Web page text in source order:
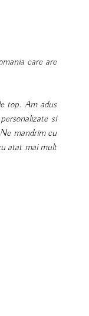
care are
top. Am adus
si
mandrim cu
atat mai mult